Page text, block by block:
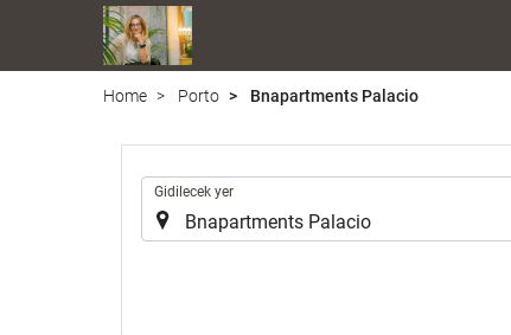
Home Porto Bnapartments Palacio
Gidilecek yer